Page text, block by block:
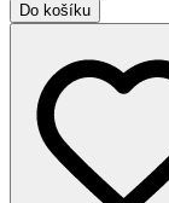
Do košíku